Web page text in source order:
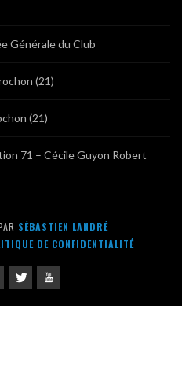
Générale du Club
(21)
(21)
71 – Cécile Guyon Robert
SÉBASTIEN LANDRÉ
DE CONFIDENTIALITÉ